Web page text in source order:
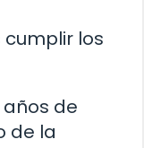
los
años de
de la